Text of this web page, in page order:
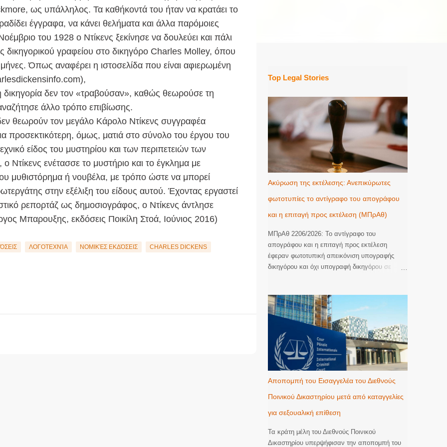
ως υπάλληλος. Τα καθήκοντά του ήταν να κρατάει το
έγγραφα, να κάνει θελήματα και άλλα παρόμοιες
του 1928 ο Ντίκενς ξεκίνησε να δουλεύει και πάλι
δικηγορικού γραφείου στο δικηγόρο Charles Molley, όπου
μήνες. Όπως αναφέρει η ιστοσελίδα που είναι αφιερωμένη
δικηγορία δεν τον «τραβούσαν», καθώς θεωρούσε τη
άλλο τρόπο επιβίωσης.
θεωρούν τον μεγάλο Κάρολο Ντίκενς συγγραφέα
προσεκτικότερη, όμως, ματιά στο σύνολο του έργου του
είδος του μυστηρίου και των περιπετειών των
Ντίκενς ενέτασσε το μυστήριο και το έγκλημα με
μυθιστόρημα ή νουβέλα, με τρόπο ώστε να μπορεί
στην εξέλιξη του είδους αυτού. Έχοντας εργαστεί
ρεπορτάζ ως δημοσιογράφος, ο Ντίκενς άντλησε
Μπαρουξης, εκδόσεις Ποικίλη Στοά, Ιούνιος 2016)
ΛΟΓΟΤΕΧΝΊΑ ΝΟΜΙΚΈΣ ΕΚΔΌΣΕΙΣ CHARLES DICKENS
Top Legal Stories
Ακύρωση της εκτέλεσης: Ανεπικύρωτες
φωτοτυπίες το αντίγραφο του απογράφου
και η επιταγή προς εκτέλεση (ΜΠρΑθ)
ΜΠρΑθ 2206/2026: Το αντίγραφο του
απογράφου και η επιταγή προς εκτέλεση
έφεραν φωτοτυπική απεικόνιση υπογραφής
δικηγόρου και όχι υπογραφή δικηγόρου σε
οποίες απουσιάζει η βεβαίωση της ακρίβειας
του φωτοτυπικού αντιγράφου. Ακυρωση της
εκτέλεσης. Με την υπ’ αριθμ. 2206/2026
απόφαση του Μονομελούς Πρωτοδικείου
Αθηνών (Περιουσιακές διαφορές – Ανακοπές
Εκτέλεσης) έγινε δεκτός λόγος ανακοπής που
αφορούσε την έλλειψη αποδεικτικής ισχύος του
αντιγράφου εξ απογράφου εκτελεστού που
για να ξεκινήσει η διαδικασία της εκτέλεσης.
Όπως κρίθηκε, το αντίγραφο εξ απογράφου
επικυρωθεί αυτοτελώς και νομίμως παρότι
αποτελεί διακριτό έγγραφο από την επιταγή.
Αποπομπή του Εισαγγελέα του Διεθνούς
Ποινικού Δικαστηρίου μετά από καταγγελίες
για σεξουαλική επίθεση
Τα κράτη μέλη του Διεθνούς Ποινικού
Δικαστηρίου υπερψήφισαν την αποπομπή του